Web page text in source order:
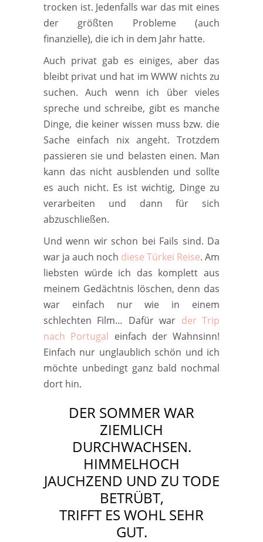
trocken ist. Jedenfalls war das mit eines
der größten Probleme (auch
finanzielle), die ich in dem Jahr hatte.
Auch privat gab es einiges, aber das
bleibt privat und hat im WWW nichts zu
suchen. Auch wenn ich über vieles
spreche und schreibe, gibt es manche
Dinge, die keiner wissen muss bzw. die
Sache einfach nix angeht. Trotzdem
passieren sie und belasten einen. Man
kann das nicht ausblenden und sollte
es auch nicht. Es ist wichtig, Dinge zu
verarbeiten und dann für sich
abzuschließen.
Und wenn wir schon bei Fails sind. Da
war ja auch noch diese Türkei Reise. Am
liebsten würde ich das komplett aus
meinem Gedächtnis löschen, denn das
war einfach nur wie in einem
schlechten Film… Dafür war der Trip
nach Portugal einfach der Wahnsinn!
Einfach nur unglaublich schön und ich
möchte unbedingt ganz bald nochmal
dort hin.
DER SOMMER WAR
ZIEMLICH
DURCHWACHSEN.
HIMMELHOCH
JAUCHZEND UND ZU TODE
BETRÜBT,
TRIFFT ES WOHL SEHR
GUT.